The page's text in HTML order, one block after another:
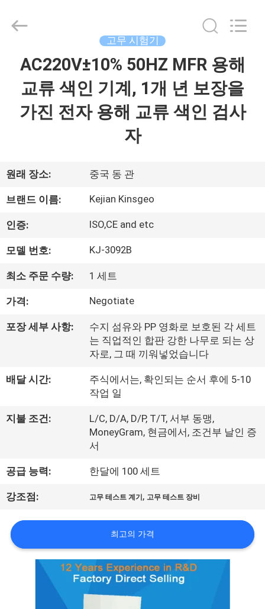
회
사
소
개
공
장
견
질
리
문
의
하
2026
CO.,LTD.
Reserved.
고무 시험기
AC220V±10% 50HZ MFR 용해
교류 색인 기계, 1개 년 보장을
가진 전자 용해 교류 색인 검사
자
원래 장소: 중국 동 관
브랜드 이름: Kejian Kinsgeo
인증: ISO,CE and etc
모델 번호: KJ-3092B
최소 주문 수량: 1 세트
가격: Negotiate
포장 세부 사항:
수지 섬유와 PP 영화로 보호된 각 세트
는 직업적인 합판 강한 나무로 되는 상
자로, 그 때 끼워넣었습니다
배달 시간:
주식에서는, 확인되는 순서 후에 5-10
작업 일
지불 조건:
L/C, D/A, D/P, T/T, 서부 동맹,
MoneyGram, 현금에서, 조건부 날인 증
서
공급 능력: 한달에 100 세트
강조점: 고무 테스트 계기 , 고무 테스트 장비
최고의 가격